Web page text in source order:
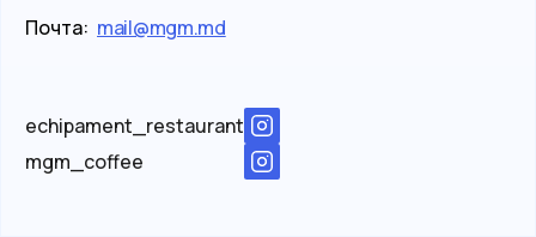
Почта: mail@mgm.md
echipament_restaurant
mgm_coffee